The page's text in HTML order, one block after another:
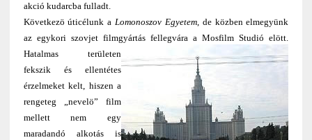
akció kudarcba fulladt.
Következö úticélunk aLomonoszov Egyetem, de közben elmegyünk
az egykori szovjet filmgyártás fellegvára a Mosfilm Studió elött.
Hatalmas területen
fekszik és ellentétes
érzelmeket kelt, hiszen a
rengeteg „nevelö” film
mellett nem egy
maradandó alkotás is